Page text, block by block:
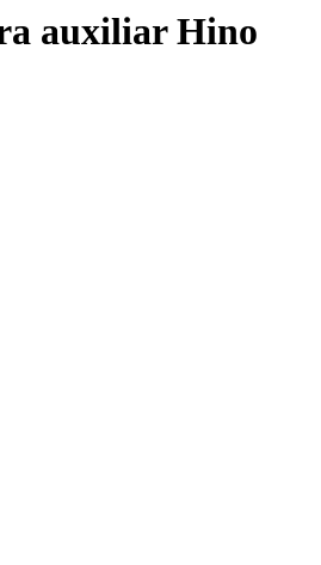
auxiliar Hino